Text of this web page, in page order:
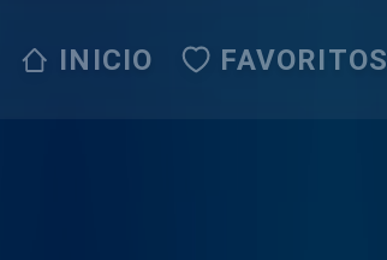
INICIO FAVORITOS